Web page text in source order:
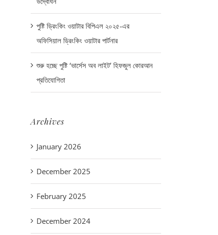
পুষ্টি ড্রিংকিং ওয়াটার বিপিএল ২০২৫-এর
অফিসিয়াল ড্রিংকিং ওয়াটার পার্টনার
শুরু হচ্ছে পুষ্টি ‘ভার্সেস অব লাইট’ হিফজুল কোরআন
প্রতিযোগিতা
Archives
January 2026
December 2025
February 2025
December 2024